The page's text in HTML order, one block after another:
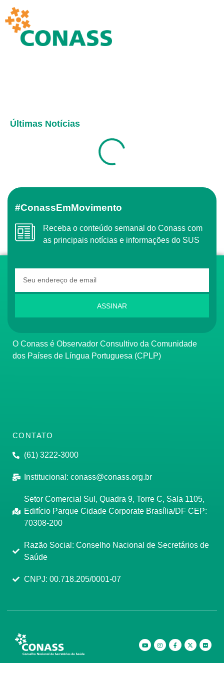
Últimas Notícias
#ConassEmMovimento
Receba o conteúdo semanal do Conass com
as principais notícias e informações do SUS
ASSINAR
O Conass é Observador Consultivo da Comunidade
dos Países de Língua Portuguesa (CPLP)
CONTATO
(61) 3222-3000
Institucional: conass@conass.org.br
Setor Comercial Sul, Quadra 9, Torre C, Sala 1105,
Edifício Parque Cidade Corporate Brasília/DF CEP:
70308-200
Razão Social: Conselho Nacional de Secretários de
Saúde
CNPJ: 00.718.205/0001-07